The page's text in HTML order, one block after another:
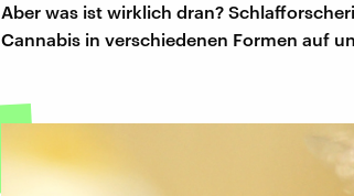
Aber was ist wirklich dran?
Cannabis in verschiedenen Formen auf